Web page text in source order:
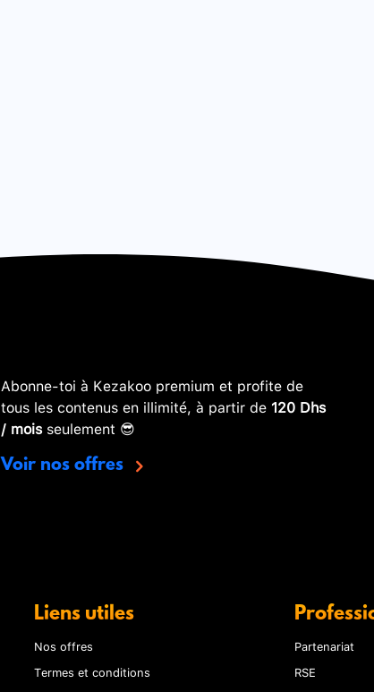
Abonne-toi à Kezakoo premium et profite de
tous les contenus en illimité, à partir de 120 Dhs
/ moisseulement 😎
Voir nos offres
Liens utiles
Nos offres
Termes et conditions
Partenariat
RSE